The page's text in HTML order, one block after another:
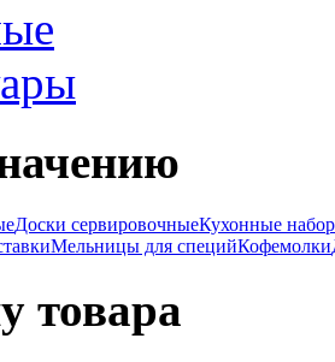
Доски сервировочныеКухонные
Мельницы для специйКофемолки
товара